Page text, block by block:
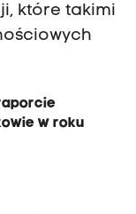
które takimi
w roku